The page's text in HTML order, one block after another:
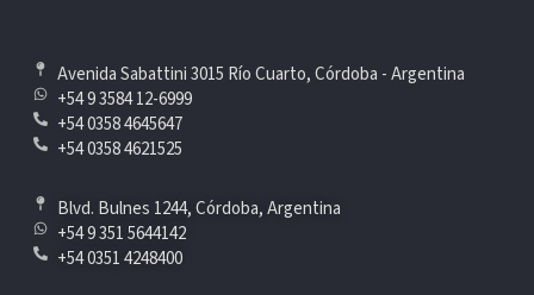
Avenida Sabattini 3015 Río Cuarto, Córdoba - Argentina
+54 9 3584 12-6999
+54 0358 4645647
+54 0358 4621525
Blvd. Bulnes 1244, Córdoba, Argentina
+54 9 351 5644142
+54 0351 4248400